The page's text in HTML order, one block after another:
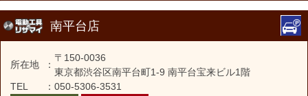
南平台店
所在地 ：
〒150-0036
東京都渋谷区南平台町1-9 南平台宝来ビル1階
TEL
：050-5306-3531